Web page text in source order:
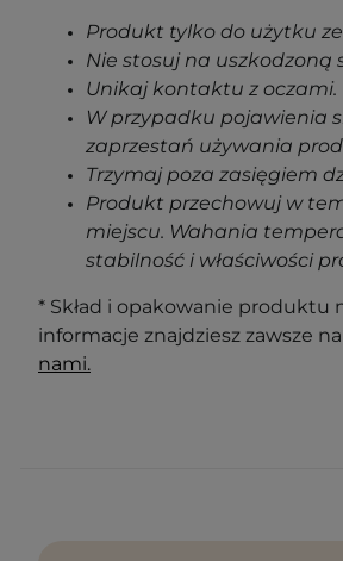
Produkt tylko do użytku
Nie stosuj na uszkodzoną
Unikaj kontaktu z oczami.
W przypadku pojawienia
zaprzestań używania
Trzymaj poza zasięgiem
Produkt przechowuj w
miejscu. Wahania
stabilność i właściwości
* Skład i opakowanie produktu
informacje znajdziesz zawsze
nami.